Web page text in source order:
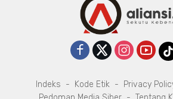
Indeks Kode Etik Privacy